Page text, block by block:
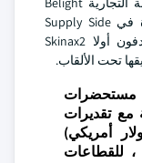
nutricosmatic. مع ظهورهم لأول مرة في Supply Side
West 2022 في لاس فيغاس ، يستهدفون أولا Skinax2
تحت الألقاب.
مع تقديرات
أمريكي)
والحجم (كيلو طن) من 2021 إلى 2034 ، للقطاعات